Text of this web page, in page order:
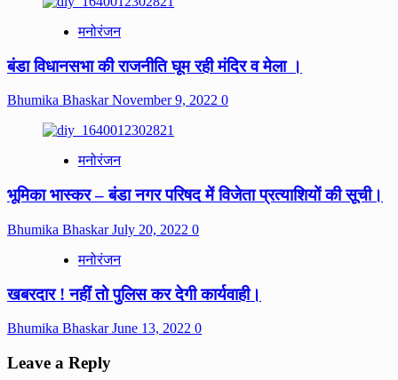
मनोरंजन
बंडा विधानसभा की राजनीति घूम रही मंदिर व मेला ।
Bhumika BhaskarNovember 9, 2022 0
मनोरंजन
भूमिका भास्कर – बंडा नगर परिषद में विजेता प्रत्याशियों की सूची।
Bhumika BhaskarJuly 20, 2022 0
मनोरंजन
खबरदार ! नहीं तो पुलिस कर देगी कार्यवाही।
Bhumika BhaskarJune 13, 2022 0
Leave a Reply